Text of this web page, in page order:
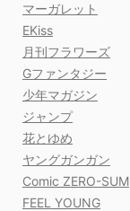
マーガレット
EKiss
月刊フラワーズ
Gファンタジー
少年マガジン
ジャンプ
花とゆめ
ヤングガンガン
Comic ZERO-SUM
FEEL YOUNG